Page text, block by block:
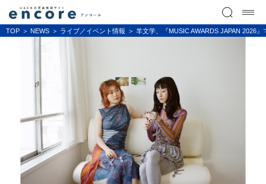
TOP NEWS ライブ／イベント情報 羊文学、『MUSIC AWARDS JAPAN 2026